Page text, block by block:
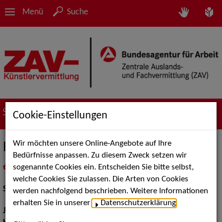
Menü Suche
Suche nach Künstler*innen
Florian Paetzke
als PDF speichern
inMeine Merklistelegen
Schauspiel:Bühne
Jahrgang:
Cookie-Einstellungen
Wir möchten unsere Online-Angebote auf Ihre
Bedürfnisse anpassen. Zu diesem Zweck setzen wir
sogenannte Cookies ein. Entscheiden Sie bitte selbst,
welche Cookies Sie zulassen. Die Arten von Cookies
werden nachfolgend beschrieben. Weitere Informationen
erhalten Sie in unserer
Datenschutzerklärung